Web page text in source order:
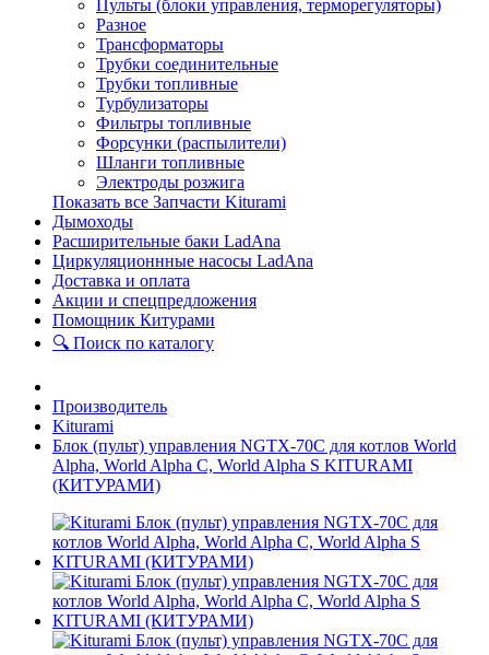
Пульты (блоки управления, терморегуляторы)
Разное
Трансформаторы
Трубки соединительные
Трубки топливные
Турбулизаторы
Фильтры топливные
Форсунки (распылители)
Шланги топливные
Электроды розжига
Показать все Запчасти Kiturami
Дымоходы
Расширительные баки LadAna
Циркуляционнные насосы LadAna
Доставка и оплата
Акции и спецпредложения
Помощник Китурами
🔍 Поиск по каталогу
Производитель
Kiturami
Блок (пульт) управления NGTX-70C для котлов World
Alpha, World Alpha C, World Alpha S KITURAMI
(КИТУРАМИ)